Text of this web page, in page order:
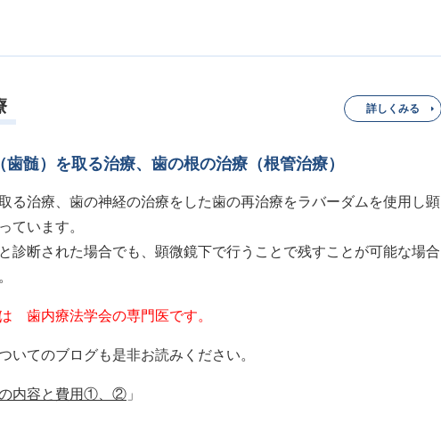
詳しくみる
歯髄）を取る治療、歯の根の治療（根管治療）
る治療、歯の神経の治療をした歯の再治療をラバーダムを使用し顕
ています。
診断された場合でも、顕微鏡下で行うことで残すことが可能な場合
歯内療法学会の専門医です。
いてのブログも是非お読みください。
内容と費用①、② 」